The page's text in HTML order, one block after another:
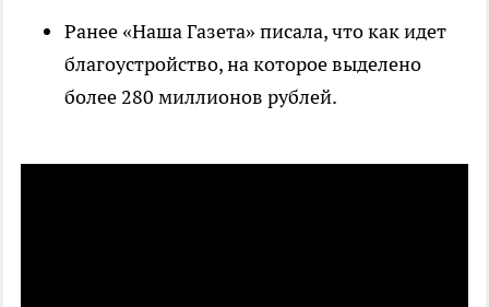
Ранее «Наша Газета» писала, что как идет
благоустройство, на которое выделено
более 280 миллионов рублей.